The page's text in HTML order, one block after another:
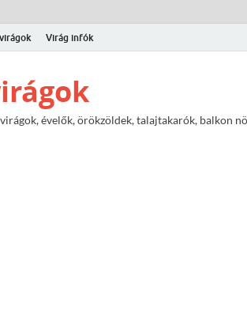
Virág infók
évelők, örökzöldek, talajtakarók, balkon